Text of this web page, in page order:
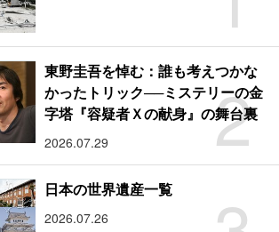
2
東野圭吾を悼む：誰も考えつかな
かったトリック──ミステリーの金
字塔『容疑者Ｘの献身』の舞台裏
2026.07.29
日本の世界遺産一覧
2026.07.26